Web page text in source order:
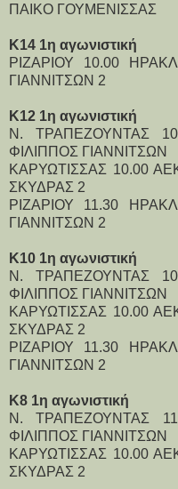
ΠΑΙΚΟ ΓΟΥΜΕΝΙΣΣΑΣ
Κ14 1η αγωνιστική
ΡΙΖΑΡΙΟΥ 10.00
ΓΙΑΝΝΙΤΣΩΝ 2
Κ12 1η αγωνιστική
Ν. ΤΡΑΠΕΖΟΥΝΤΑΣ
ΦΙΛΙΠΠΟΣ ΓΙΑΝΝΙΤΣΩΝ
ΚΑΡΥΩΤΙΣΣΑΣ 10.00
ΣΚΥΔΡΑΣ 2
ΡΙΖΑΡΙΟΥ 11.30
ΓΙΑΝΝΙΤΣΩΝ 2
Κ10 1η αγωνιστική
Ν. ΤΡΑΠΕΖΟΥΝΤΑΣ
ΦΙΛΙΠΠΟΣ ΓΙΑΝΝΙΤΣΩΝ
ΚΑΡΥΩΤΙΣΣΑΣ 10.00
ΣΚΥΔΡΑΣ 2
ΡΙΖΑΡΙΟΥ 11.30
ΓΙΑΝΝΙΤΣΩΝ 2
Κ8 1η αγωνιστική
Ν. ΤΡΑΠΕΖΟΥΝΤΑΣ
ΦΙΛΙΠΠΟΣ ΓΙΑΝΝΙΤΣΩΝ
ΚΑΡΥΩΤΙΣΣΑΣ 10.00
ΣΚΥΔΡΑΣ 2